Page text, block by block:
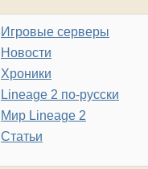
Игровые серверы
Новости
Хроники
Lineage 2 по-русски
Мир Lineage 2
Статьи